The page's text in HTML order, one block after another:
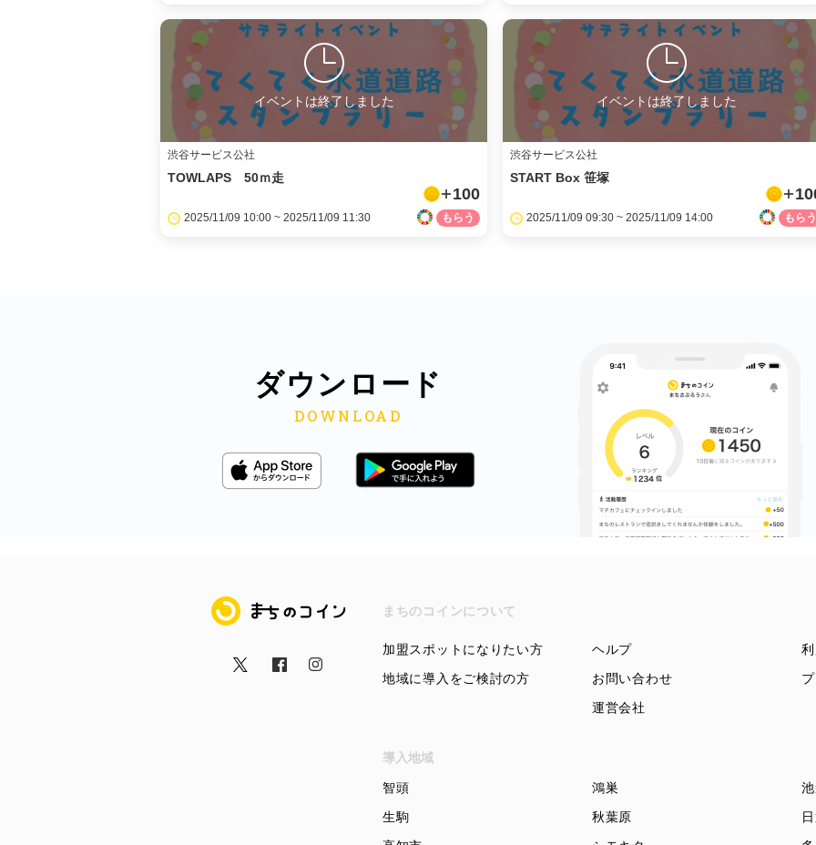
イベントは終了しました
渋谷サービス公社
TOWLAPS 50ｍ走
100
2025/11/09 10:00 ~ 2025/11/09 11:30
イベントは終了しました
渋谷サービス公社
START Box 笹塚
2025/11/09 09:30 ~ 2025/11/09 14:00
ダウンロード
まちのコイン まちのコインについて
加盟スポットになりたい方
地域に導入をご検討の方
ヘルプ
お問い合わせ
運営会社
導入地域
智頭 鴻巣
生駒
秋葉原